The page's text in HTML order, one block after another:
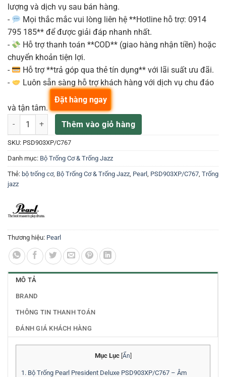
lượng và dịch vụ sau bán hàng.
-
Mọi thắc mắc vui lòng liên hệ **Hotline hỗ trợ: 0914
795 185** để được giải đáp nhanh nhất.
-
Hỗ trợ thanh toán **COD** (giao hàng nhận tiền) hoặc
chuyển khoản tiện lợi.
-
Hỗ trợ **trả góp qua thẻ tín dụng** với lãi suất ưu đãi.
-
Luôn sẵn sàng hỗ trợ khách hàng với dịch vụ chu đáo
và tận tâm.
PEARL PSD903XP/C767 BỘ PRES DELUX
Thêm vào giỏ hàng
Đặt hàng ngay
SKU: PSD903XP/C767
Danh mục: Bộ Trống Cơ & Trống Jazz
Thẻ: bộ trống cơ, Bộ Trống Cơ & Trống Jazz, Pearl, PSD903XP/C767, Trống
jazz
Thương hiệu: Pearl
MÔ TẢ
BRAND
THÔNG TIN THANH TOÁN
ĐÁNH GIÁ KHÁCH HÀNG
Mục Lục [Ẩn]
1. Bộ Trống Pearl President Deluxe PSD903XP/C767 – Âm